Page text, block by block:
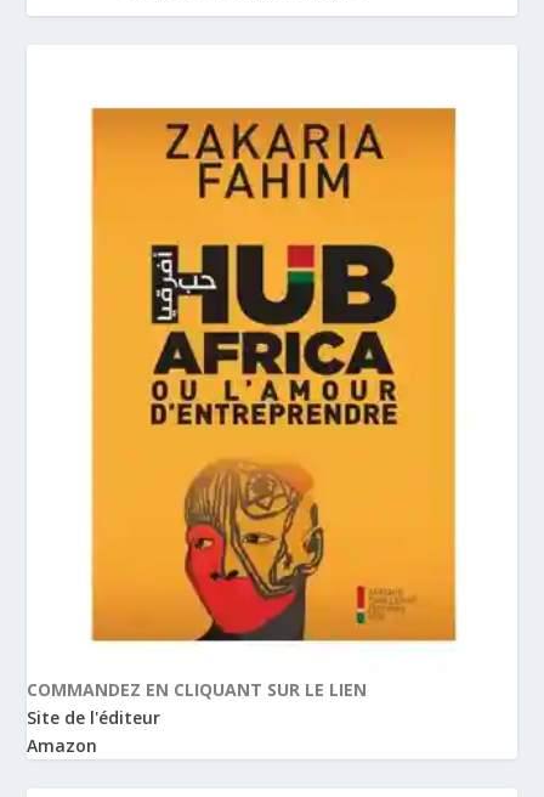
COMMANDEZ EN CLIQUANT SUR LE LIEN
Site de l'éditeur
Amazon